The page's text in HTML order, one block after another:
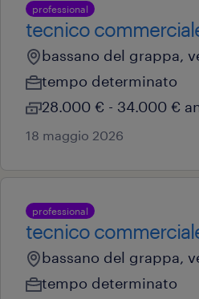
professional
tecnico
bassano del grappa,
tempo determinato
28.000 € - 34.000 €
18 maggio 2026
professional
tecnico
bassano del grappa,
tempo determinato